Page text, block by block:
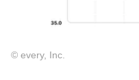
© every, Inc.